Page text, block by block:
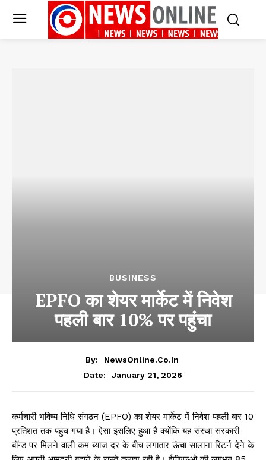
BUSINESS
EPFO का शेयर मार्केट में निवेश
पहली बार 10% पर पहुंचा
By:
NewsOnline.co.in
Date:
January 21, 2026
कर्मचारी भविष्य निधि संगठन (EPFO) का शेयर मार्केट में निवेश पहली बार 10
प्रतिशत तक पहुंच गया है। ऐसा इसलिए हुआ है क्योंकि यह संस्था सरकारी
बॉन्ड पर मिलने वाली कम ब्याज दर के बीच लगातार ऊंचा सालाना रिटर्न देने के